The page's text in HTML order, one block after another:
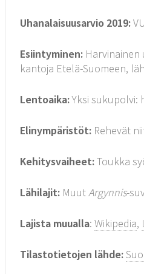
Uhanalaisuusarvio 2019:
Esiintyminen:
kantoja Etelä-Suomeen,
Lentoaika:Yksi sukupolvi:
Elinympäristöt: Rehevät
Kehitysvaiheet:Toukka
Lähilajit: MuutArgynnis-
Lajista muualla:Wikipedia,
Tilastotietojen lähde: